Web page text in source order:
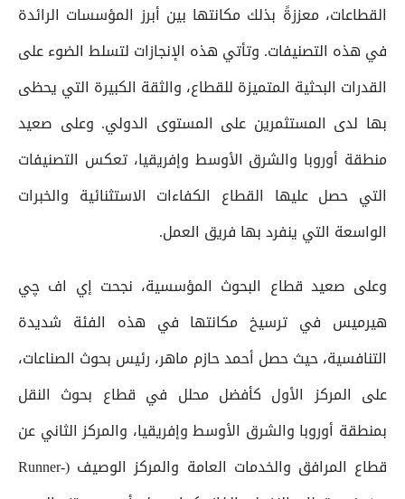
القطاعات، معززةً بذلك مكانتها بين أبرز المؤسسات الرائدة
في هذه التصنيفات. وتأتي هذه الإنجازات لتسلط الضوء على
القدرات البحثية المتميزة للقطاع، والثقة الكبيرة التي يحظى
بها لدى المستثمرين على المستوى الدولي. وعلى صعيد
منطقة أوروبا والشرق الأوسط وإفريقيا، تعكس التصنيفات
التي حصل عليها القطاع الكفاءات الاستثنائية والخبرات
الواسعة التي ينفرد بها فريق العمل.
وعلى صعيد قطاع البحوث المؤسسية، نجحت إي اف چي
هيرميس في ترسيخ مكانتها في هذه الفئة شديدة
التنافسية، حيث حصل أحمد حازم ماهر، رئيس بحوث الصناعات،
على المركز الأول كأفضل محلل في قطاع بحوث النقل
بمنطقة أوروبا والشرق الأوسط وإفريقيا، والمركز الثاني عن
قطاع المرافق والخدمات العامة والمركز الوصيف (Runner-